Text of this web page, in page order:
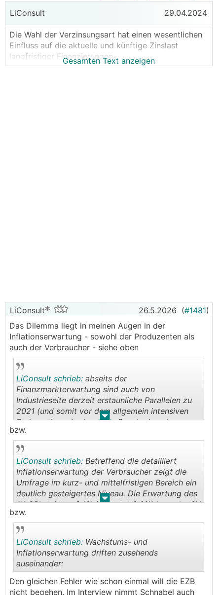
LiConsult 29.04.2024
Die Wahl der Verzinsungsart hat einen wesentlichen
Einfluss auf die aktuelle und künftige Zinslast
langfristiger Finanzierungen.
Dieser Thread beschäftigt sich mit dem Thema rund
Gesamten Text anzeigen
LiConsult 26.5.2026 (#1481)
Das Dilemma liegt in meinen Augen in der
Inflationserwartung - sowohl der Produzenten als
auch der Verbraucher - siehe oben
. .
LiConsult schrieb: abseits der
Finanzmarkterwartung sind auch von
Industrieseite derzeit erstaunliche Parallelen zu
2021 (und somit vor dem allgemein intensiven
Preisanstiegen) erkennbar. So wie damals
berichten die Einkaufsmanagerindizes auch jetzt
von deutlich steigenden Einkaufspreisen ...
bzw.
. .
LiConsult schrieb: Betreffend die detailliert
Inflationserwartung der Verbraucher zeigt die
Umfrage im kurz- und mittelfristigen Bereich ein
deutlich gesteigertes Niveau. Die Erwartung des
1Y CPI steigt auf 4% (erwartet 2,6%) bzw. der 3Y
CPI steigt auf 3% (erwartet 2,6%).
bzw.
.
LiConsult schrieb: Wachstums- und
Inflationserwartung driften zusehends
auseinander:
Den gleichen Fehler wie schon einmal will die EZB
nicht begehen. Im Interview nimmt Schnabel auch